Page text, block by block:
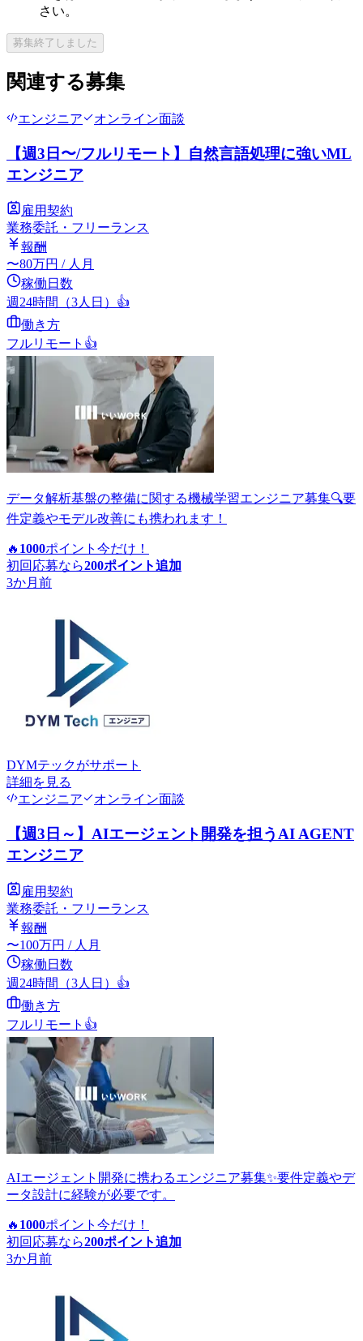
さい。
募集終了しました
関連する募集
エンジニア オンライン面談
【週3日〜/フルリモート】自然言語処理に強いML
エンジニア
雇用契約
業務委託・フリーランス
報酬
〜80万円 / 人月
稼働日数
週24時間（3人日） 👍
働き方
フルリモート 👍
データ解析基盤の整備に関する機械学習エンジニア募集🔍要
件定義やモデル改善にも携われます！
🔥 1000ポイント 今だけ！
初回応募なら200ポイント追加
3か月前
DYMテックがサポート
詳細を見る
エンジニア
オンライン面談
【週3日～】AIエージェント開発を担うAI AGENT
エンジニア
雇用契約
業務委託・フリーランス
報酬
〜100万円 / 人月
稼働日数
週24時間（3人日） 👍
働き方
フルリモート 👍
AIエージェント開発に携わるエンジニア募集✨要件定義やデ
ータ設計に経験が必要です。
🔥 1000ポイント 今だけ！
初回応募なら200ポイント追加
3か月前